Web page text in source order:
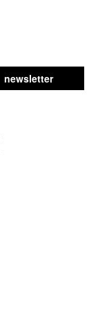
newsletter